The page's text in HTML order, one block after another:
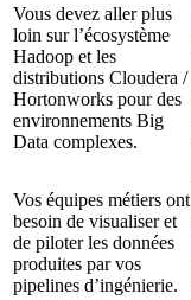
Vous devez aller plus
loin sur l’écosystème
Hadoop et les
distributions Cloudera /
Hortonworks pour des
environnements Big
Data complexes.
Vos équipes métiers ont
besoin de visualiser et
de piloter les données
produites par vos
pipelines d’ingénierie.